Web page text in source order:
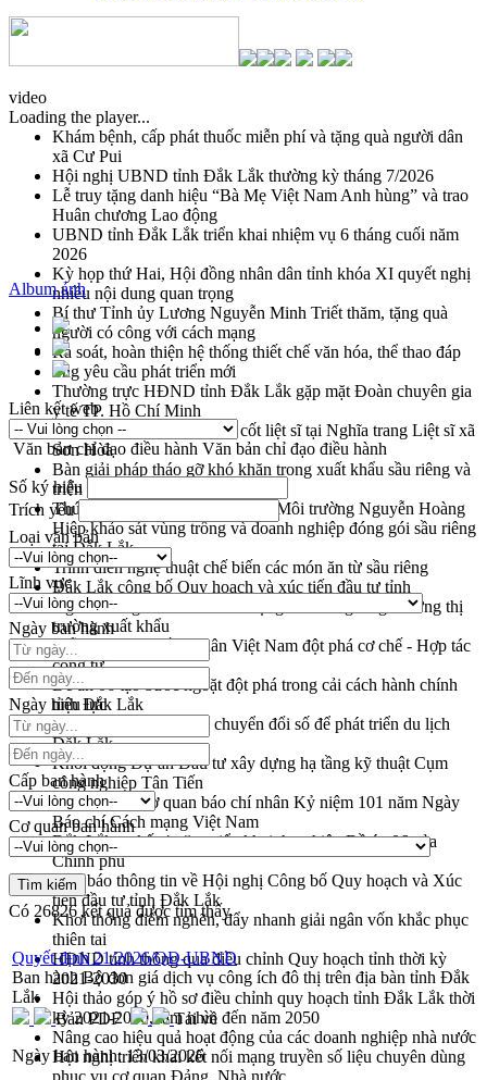
video
Loading the player...
Khám bệnh, cấp phát thuốc miễn phí và tặng quà người dân
xã Cư Pui
Hội nghị UBND tỉnh Đắk Lắk thường kỳ tháng 7/2026
Lễ truy tặng danh hiệu “Bà Mẹ Việt Nam Anh hùng” và trao
Huân chương Lao động
UBND tỉnh Đắk Lắk triển khai nhiệm vụ 6 tháng cuối năm
2026
Kỳ họp thứ Hai, Hội đồng nhân dân tỉnh khóa XI quyết nghị
nhiều nội dung quan trọng
Bí thư Tỉnh ủy Lương Nguyễn Minh Triết thăm, tặng quà
người có công với cách mạng
Rà soát, hoàn thiện hệ thống thiết chế văn hóa, thể thao đáp
ứng yêu cầu phát triển mới
Thường trực HĐND tỉnh Đắk Lắk gặp mặt Đoàn chuyên gia
y tế TP. Hồ Chí Minh
Lễ truy điệu và an táng hài cốt liệt sĩ tại Nghĩa trang Liệt sĩ xã
Sơn Hòa
Bàn giải pháp tháo gỡ khó khăn trong xuất khẩu sầu riêng và
triển khai quy định EUDR
Thứ trưởng Bộ Nông nghiệp và Môi trường Nguyễn Hoàng
Hiệp khảo sát vùng trồng và doanh nghiệp đóng gói sầu riêng
tại Đắk Lắk
Trình diễn nghệ thuật chế biến các món ăn từ sầu riêng
Đắk Lắk công bố Quy hoạch và xúc tiến đầu tư tỉnh
Ngành cá ngừ Đắk Lắk chủ động thích ứng để giữ vững thị
trường xuất khẩu
Diễn đàn Kinh tế tư nhân Việt Nam đột phá cơ chế - Hợp tác
công tư
Đề án 06 tạo bước ngoặt đột phá trong cải cách hành chính
tỉnh Đắk Lắk
Kết nối tour, đẩy mạnh chuyển đổi số để phát triển du lịch
Đắk Lắk
Khởi động Dự án Đầu tư xây dựng hạ tầng kỹ thuật Cụm
công nghiệp Tân Tiến
Gặp mặt các cơ quan báo chí nhân Kỷ niệm 101 năm Ngày
Báo chí Cách mạng Việt Nam
Đắk Lắk sơ kết 4 năm triển khai thực hiện Đề án 06 của
Chính phủ
Họp báo thông tin về Hội nghị Công bố Quy hoạch và Xúc
tiến đầu tư tỉnh Đắk Lắk
Khơi thông điểm nghẽn, đẩy nhanh giải ngân vốn khắc phục
thiên tai
HĐND tỉnh thông qua điều chỉnh Quy hoạch tỉnh thời kỳ
2021-2030
Hội thảo góp ý hồ sơ điều chỉnh quy hoạch tỉnh Đắk Lắk thời
kỳ 2021-2030, tầm nhìn đến năm 2050
Nâng cao hiệu quả hoạt động của các doanh nghiệp nhà nước
Hội nghị triển khai kết nối mạng truyền số liệu chuyên dùng
Album ảnh
Liên kết web
Văn bản chỉ đạo điều hành Văn bản chỉ đạo điều hành
Số ký hiệu
Trích yếu
Loại văn bản
Lĩnh vực
Ngày ban hành
Ngày hiệu lực
Cấp ban hành
Cơ quan ban hành
Có 26826kết quả được tìm thấy
Quyết định 21/2026/QĐ-UBND
Ban hành Bộ đơn giá dịch vụ công ích đô thị trên địa bàn tỉnh Đắk
Lắk
Bản PDF
Tải về
Ngày ban hành:13/03/2026